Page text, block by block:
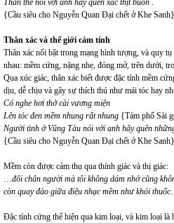
Thân thể nói với anh hãy quên xác thịt buồn .
{Cầu siêu cho Nguyễn Quan Đại chết ở Khe Sanh}
Thân xác và thế giới cảm tính
Thân xác nổi bật trong mạng hình tượng, và quy
nhau: mềm cứng, nặng nhẹ, đóng mở, trên dưới,
Qua xúc giác, thân xác biết được đặc tính mềm
dịu, dễ chịu và gây sự thích thú như mái tóc hay
Có nghe hơi thở cài vương miện
Lên tóc đen mềm nhung rất nhung {Tám phố Sài
Người tình ở Vũng Tàu nói với anh hãy quên
{Cầu siêu cho Nguyễn Quan Đại chết ở Khe Sanh}
Mềm còn được cảm thụ qua thính giác và thị giác:
…đôi chân người mà tôi không dám nhớ cũng
còn quay đảo giữa điệu nhạc mềm như khói thuốc
Đặc tính cứng thể hiện qua kim loại, và kim loại là